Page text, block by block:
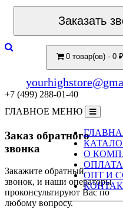
Заказать
0 товар(ов) - 0 ₽
+7 (499) 288-01-40
ГЛАВНОЕ МЕНЮ
О
ОПТ И
Заказ обратного
звонка
Закажите обратный
звонок, и наши операторы
проконсультируют Вас по
любому вопросу.